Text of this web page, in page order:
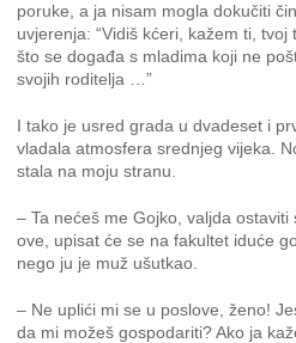
poruke, a ja nisam mogla dokučiti
uvjerenja: “Vidiš kćeri, kažem ti,
što se događa s mladima koji ne
svojih roditelja …”
I tako je usred grada u dvadeset i
vladala atmosfera srednjeg vijeka.
stala na moju stranu.
– Ta nećeš me Gojko, valjda
ove, upisat će se na fakultet iduće
nego ju je muž ušutkao.
– Ne uplići mi se u poslove, ženo!
da mi možeš gospodariti? Ako ja